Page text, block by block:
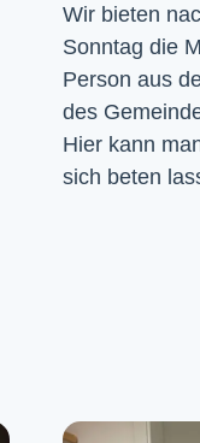
Wir bieten
Sonntag die
Person aus
des
Hier kann
sich beten